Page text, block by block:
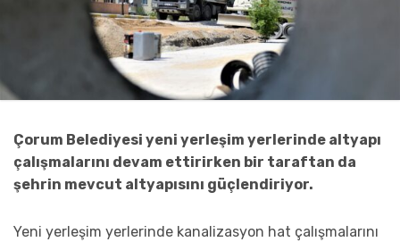
Çorum Belediyesi yeni yerleşim yerlerinde altyapı
çalışmalarını devam ettirirken bir taraftan da
şehrin mevcut altyapısını güçlendiriyor.
Yeni yerleşim yerlerinde kanalizasyon hat çalışmalarını